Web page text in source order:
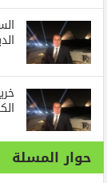
حوار المسلة